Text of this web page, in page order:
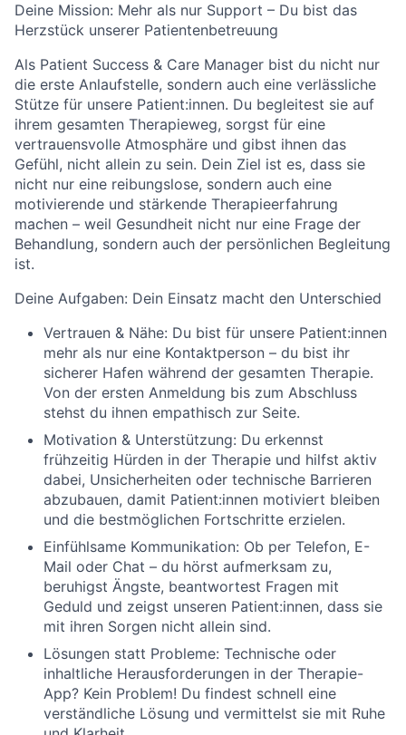
Deine Mission: Mehr als nur Support – Du bist das
Herzstück unserer Patientenbetreuung
Als Patient Success & Care Manager bist du nicht nur
die erste Anlaufstelle, sondern auch eine verlässliche
Stütze für unsere Patient:innen. Du begleitest sie auf
ihrem gesamten Therapieweg, sorgst für eine
vertrauensvolle Atmosphäre und gibst ihnen das
Gefühl, nicht allein zu sein. Dein Ziel ist es, dass sie
nicht nur eine reibungslose, sondern auch eine
motivierende und stärkende Therapieerfahrung
machen – weil Gesundheit nicht nur eine Frage der
Behandlung, sondern auch der persönlichen Begleitung
ist.
Deine Aufgaben: Dein Einsatz macht den Unterschied
Vertrauen & Nähe: Du bist für unsere Patient:innen
mehr als nur eine Kontaktperson – du bist ihr
sicherer Hafen während der gesamten Therapie.
Von der ersten Anmeldung bis zum Abschluss
stehst du ihnen empathisch zur Seite.
Motivation & Unterstützung: Du erkennst
frühzeitig Hürden in der Therapie und hilfst aktiv
dabei, Unsicherheiten oder technische Barrieren
abzubauen, damit Patient:innen motiviert bleiben
und die bestmöglichen Fortschritte erzielen.
Einfühlsame Kommunikation: Ob per Telefon, E-
Mail oder Chat – du hörst aufmerksam zu,
beruhigst Ängste, beantwortest Fragen mit
Geduld und zeigst unseren Patient:innen, dass sie
mit ihren Sorgen nicht allein sind.
Lösungen statt Probleme: Technische oder
inhaltliche Herausforderungen in der Therapie-
App? Kein Problem! Du findest schnell eine
verständliche Lösung und vermittelst sie mit Ruhe